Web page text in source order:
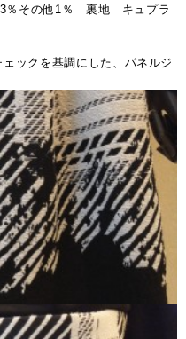
％その他1％ 裏地 キュプラ
ックを基調にした、パネルジ